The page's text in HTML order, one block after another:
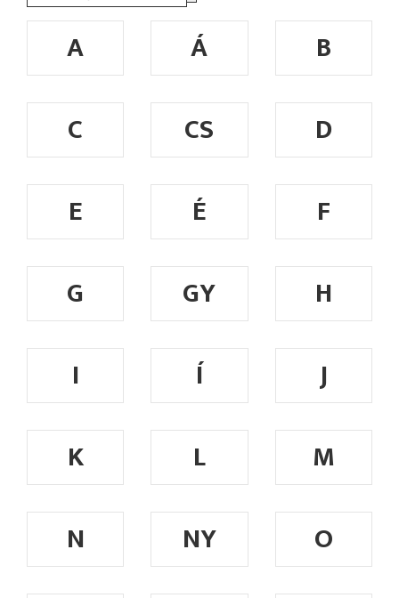
A Á
B
C
CS
D
E
É
F
G
GY
H
I
Í
J
K
L
M
N
NY O